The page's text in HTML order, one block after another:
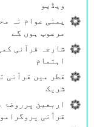
ویڈیو
یمنی عوام نہ
مرعوب ہوں گے
شارجہ قرآنی
اہتمام
قطر میں قرآنی
شریک
اربعین پرروضۂ
قرآنی